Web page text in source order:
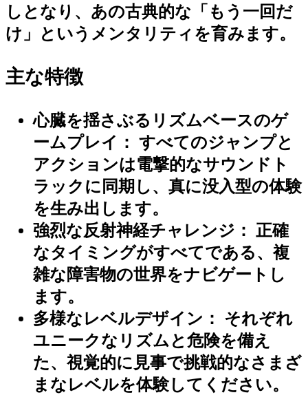
しとなり、あの古典的な「もう一回だ
け」というメンタリティを育みます。
主な特徴
心臓を揺さぶるリズムベースのゲ
ームプレイ： すべてのジャンプと
アクションは電撃的なサウンドト
ラックに同期し、真に没入型の体験
を生み出します。
強烈な反射神経チャレンジ： 正確
なタイミングがすべてである、複
雑な障害物の世界をナビゲートし
ます。
多様なレベルデザイン：
それぞれ
ユニークなリズムと危険を備え
た、視覚的に見事で挑戦的なさまざ
まなレベルを体験してください。